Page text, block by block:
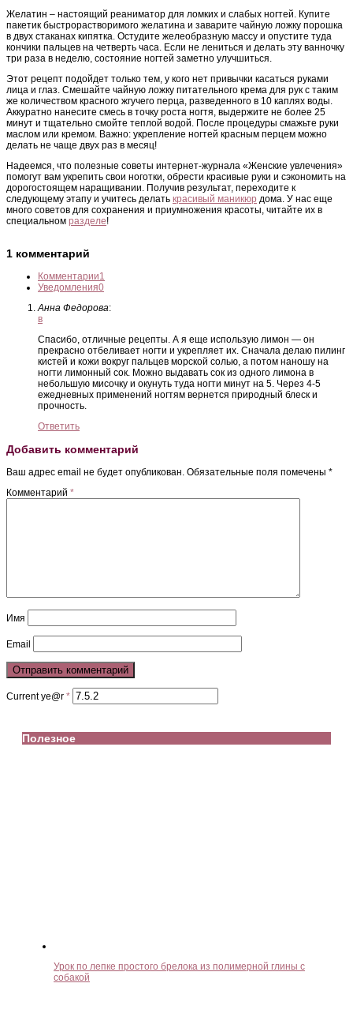
Желатин – настоящий реаниматор для ломких и слабых ногтей. Купите
пакетик быстрорастворимого желатина и заварите чайную ложку порошка
в двух стаканах кипятка. Остудите желеобразную массу и опустите туда
кончики пальцев на четверть часа. Если не лениться и делать эту ванночку
три раза в неделю, состояние ногтей заметно улучшиться.
Этот рецепт подойдет только тем, у кого нет привычки касаться руками
лица и глаз. Смешайте чайную ложку питательного крема для рук с таким
же количеством красного жгучего перца, разведенного в 10 каплях воды.
Аккуратно нанесите смесь в точку роста ногтя, выдержите не более 25
минут и тщательно смойте теплой водой. После процедуры смажьте руки
маслом или кремом. Важно: укрепление ногтей красным перцем можно
делать не чаще двух раз в месяц!
Надеемся, что полезные советы интернет-журнала «Женские увлечения»
помогут вам укрепить свои ноготки, обрести красивые руки и сэкономить на
дорогостоящем наращивании. Получив результат, переходите к
следующему этапу и учитесь делать красивый маникюр дома. У нас еще
много советов для сохранения и приумножения красоты, читайте их в
специальном разделе!
1 комментарий
Комментарии1
Уведомления0
Анна Федорова:
в
Спасибо, отличные рецепты. А я еще использую лимон — он
прекрасно отбеливает ногти и укрепляет их. Сначала делаю пилинг
кистей и кожи вокруг пальцев морской солью, а потом наношу на
ногти лимонный сок. Можно выдавать сок из одного лимона в
небольшую мисочку и окунуть туда ногти минут на 5. Через 4-5
ежедневных применений ногтям вернется природный блеск и
прочность.
Ответить
Добавить комментарий
Ваш адрес email не будет опубликован. Обязательные поля помечены *
Комментарий *
Имя
Email
Current ye@r *
Полезное
Урок по лепке простого брелока из полимерной глины с
собакой